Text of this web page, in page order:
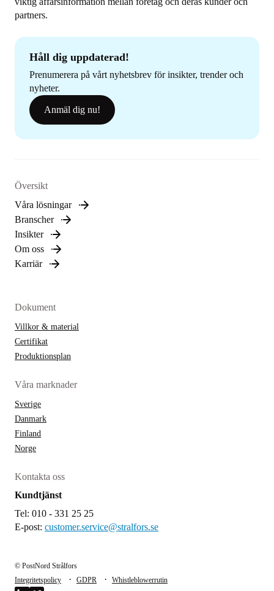
partners.
Håll dig uppdaterad!
Prenumerera på vårt nyhetsbrev för insikter, trender och
nyheter.
Anmäl dig nu!
Översikt
Våra lösningar
Branscher
Insikter
Om oss
Karriär
Dokument
Villkor & material
Certifikat
Produktionsplan
Våra marknader
Sverige
Danmark
Finland
Norge
Kontakta oss
Kundtjänst
Tel: 010 - 331 25 25
E-post: customer.service@stralfors.se
© PostNord Strålfors
Integritetspolicy
· GDPR · Whistleblowerrutin